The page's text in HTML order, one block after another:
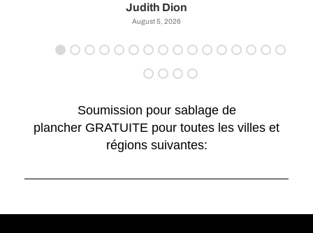
Judith Dion
August 5, 2026
Soumission pour sablage de
plancher GRATUITE pour toutes les villes et
régions suivantes: